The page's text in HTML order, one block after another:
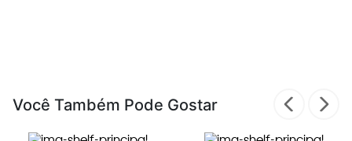
Você Também Pode Gostar